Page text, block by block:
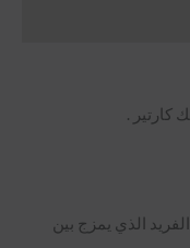
كارتير .
الذي يمزج بين